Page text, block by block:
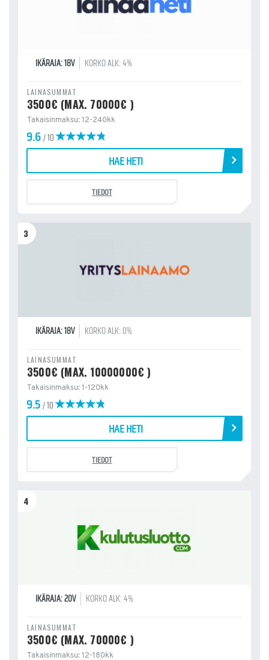
IKÄRAJA: 18V KORKO ALK: 4%
LAINASUMMAT
3500€ (MAX. 70000€ )
Takaisinmaksu: 12-240kk
9.6/ 10
HAE HETI
TIEDOT
3
IKÄRAJA: 18V KORKO ALK: 0%
LAINASUMMAT
3500€ (MAX. 10000000€ )
Takaisinmaksu: 1-120kk
9.5/ 10
HAE HETI
TIEDOT
4
IKÄRAJA: 20V KORKO ALK: 4%
LAINASUMMAT
3500€ (MAX. 70000€ )
Takaisinmaksu: 12-180kk